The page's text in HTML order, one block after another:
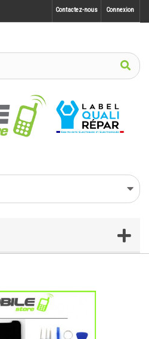
Connexion
Contactez-nous